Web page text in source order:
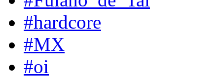
#hardcore
#MX
#oi